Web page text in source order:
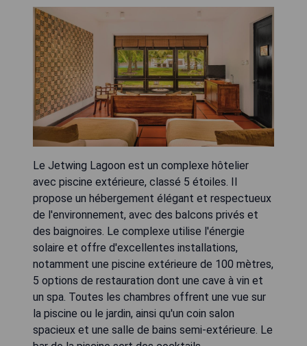
Le Jetwing Lagoon est un complexe hôtelier
avec piscine extérieure, classé 5 étoiles. Il
propose un hébergement élégant et respectueux
de l'environnement, avec des balcons privés et
des baignoires. Le complexe utilise l'énergie
solaire et offre d'excellentes installations,
notamment une piscine extérieure de 100 mètres,
5 options de restauration dont une cave à vin et
un spa. Toutes les chambres offrent une vue sur
la piscine ou le jardin, ainsi qu'un coin salon
spacieux et une salle de bains semi-extérieure. Le